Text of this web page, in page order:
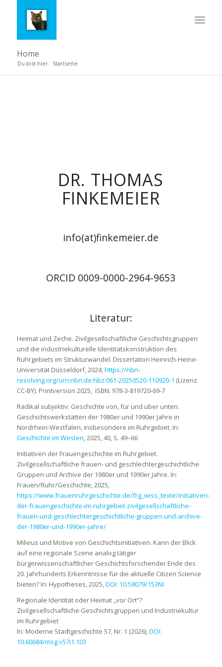
Home
Du bist hier: Startseite
DR. THOMAS
FINKEMEIER
info(at)finkemeier.de
ORCID 0009-0000-2964-9653
Literatur:
Heimat und Zeche. Zivilgesellschaftliche Geschichtsgruppen
und die industriekulturelle Identitätskonstruktion des
Ruhrgebiets im Strukturwandel. Dissertation Heinrich-Heine-
Universität Düsseldorf, 2024,https://nbn-
resolving.org/urn:nbn:de:hbz:061-20250520-110920-1 (Lizenz
CC-BY). Printversion 2025, ISBN: 978-3-819720-69-7
Radikal subjektiv: Geschichte von, für und über unten.
Geschichtswerkstätten der 1980er und 1990er Jahre in
Nordrhein-Westfalen, insbesondere im Ruhrgebiet. In:
Geschichte im Westen, 2025, 40, S. 49–66
Initiativen der Frauengeschichte im Ruhrgebiet.
Zivilgesellschaftliche frauen- und geschlechtergeschichtliche
Gruppen und Archive der 1980er und 1990er Jahre. In:
Frauen/Ruhr/Geschichte, 2025,
https://www.frauenruhrgeschichte.de/frg_wiss_texte/initiativen-
der-frauengeschichte-im-ruhrgebiet-zivilgesellschaftliche-
frauen-und-geschlechtergeschichtliche-gruppen-und-archive-
der-1980er-und-1990er-jahre/
Milieus und Motive von Geschichtsinitiativen. Kann der Blick
auf eine regionale Szene analog tätiger
bürgerwissenschaftlicher Geschichtsforschender Ende des
20. Jahrhunderts Erkenntnisse für die aktuelle Citizen Science
bieten? In: Hypotheses, 2025,DOI: 10.58079/153NI
Regionale Identität oder Heimat „vor Ort“?
Zivilgesellschaftliche Geschichtsgruppen und Industriekultur
im Ruhrgebiet
In: Moderne Stadtgeschichte 57, Nr. 1 (2026),DOI:
10.60684/msg.v57i1.103